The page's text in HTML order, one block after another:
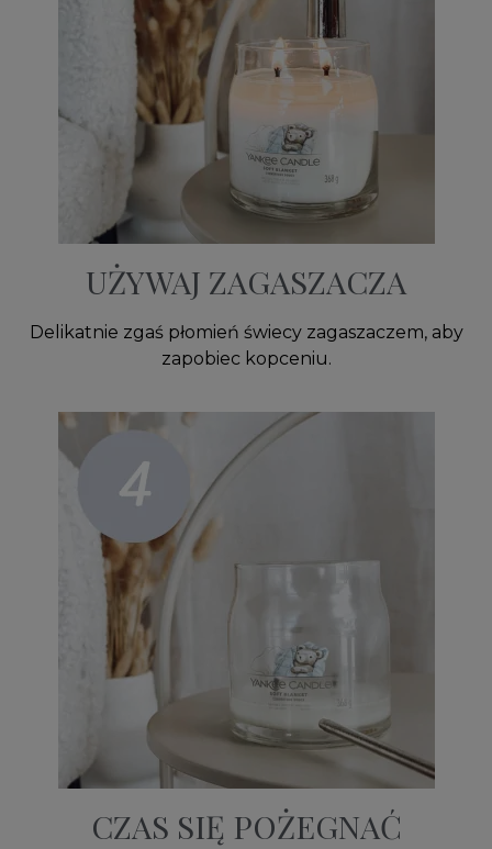
UŻYWAJ ZAGASZACZA
Delikatnie zgaś płomień świecy zagaszaczem, aby
zapobiec kopceniu.
CZAS SIĘ POŻEGNAĆ